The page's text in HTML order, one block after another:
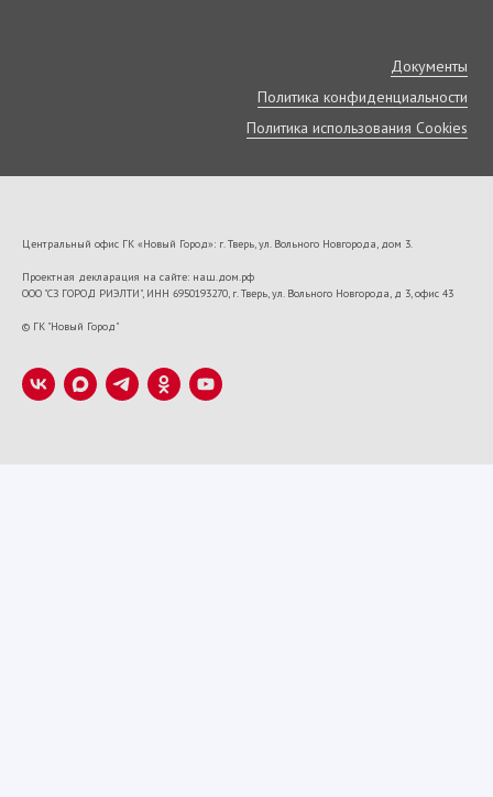
Документы
Политика конфиденциальности
Политика использования Cookies
Центральный офис ГК «Новый Город»: г. Тверь, ул. Вольного Новгорода, дом 3.
Проектная декларация на сайте: наш.дом.рф
ООО "СЗ ГОРОД РИЭЛТИ", ИНН 6950193270, г. Тверь, ул. Вольного Новгорода, д 3, офис 43
© ГК "Новый Город"